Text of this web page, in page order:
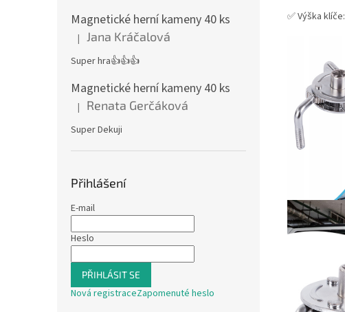
Magnetické herní kameny 40 ks
Hodnocení produktu je 5 z 5 hvězdiček.
| Jana Kráčalová
Super hra👍👍👍
Magnetické herní kameny 40 ks
Hodnocení produktu je 5 z 5 hvězdiček.
| Renata Gerčáková
Super Dekuji
Přihlášení
E-mail
Heslo
PŘIHLÁSIT SE
Nová registraceZapomenuté heslo
✅ Výška klíče: